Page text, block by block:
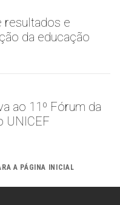
resultados e
da educação
ao 11º Fórum da
UNICEF
A PÁGINA INICIAL